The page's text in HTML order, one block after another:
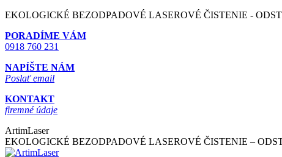
Skip
content
EKOLOGICKÉ BEZODPADOVÉ LASEROVÉ ČISTENIE -
PORADÍME VÁM
0918 760 231
NAPÍŠTE NÁM
Poslať email
KONTAKT
firemné údaje
ArtimLaser
EKOLOGICKÉ BEZODPADOVÉ LASEROVÉ ČISTENIE –